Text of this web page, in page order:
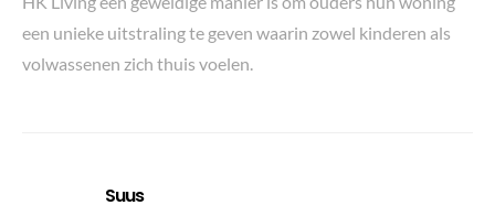
een unieke uitstraling te geven waarin zowel kinderen als
volwassenen zich thuis voelen.
Suus